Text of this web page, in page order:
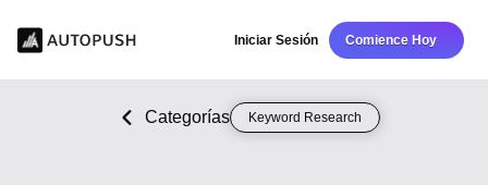
Iniciar Sesión Comience Hoy
Categorías Keyword Research